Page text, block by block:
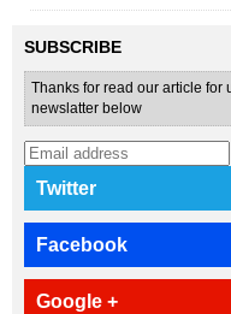
SUBSCRIBE
Thanks for read our article
newslatter below
Twitter
Facebook
Google +